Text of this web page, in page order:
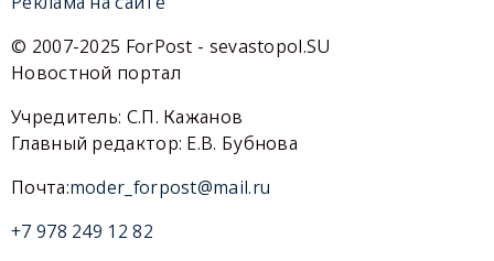
© 2007-2025 ForPost - sevastopol.SU
Новостной портал
Учредитель: С.П. Кажанов
Главный редактор: Е.В. Бубнова
Почта:moder_forpost@mail.ru
+7 978 249 12 82